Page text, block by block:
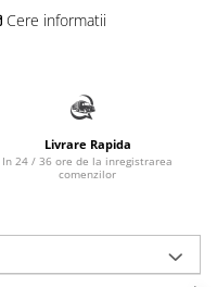
Cere informatii
Livrare Rapida
In 24 / 36 ore de la inregistrarea
comenzilor